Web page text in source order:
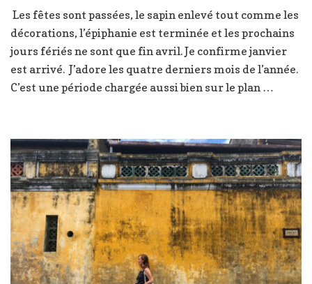
n’aime
pas
le
d’année,
comment
Les fêtes sont passées, le sapin enlevé tout comme les
décorations, l’épiphanie est terminée et les prochains
jours fériés ne sont que fin avril. Je confirme janvier
est arrivé. J’adore les quatre derniers mois de l’année.
C’est une période chargée aussi bien sur le plan …